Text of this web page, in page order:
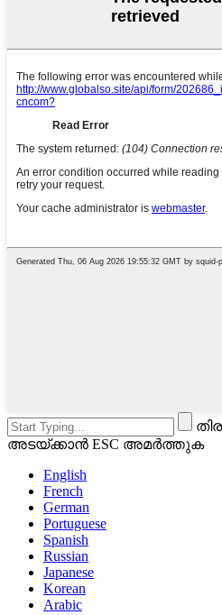
അടയ്ക്കാൻ ESC അമർത്തുക
English
French
German
Portuguese
Spanish
Russian
Japanese
Korean
Arabic